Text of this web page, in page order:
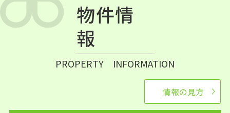
物件情
報
PROPERTY INFORMATION
情報の見方